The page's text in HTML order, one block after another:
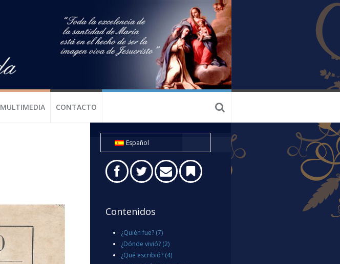
MULTIMEDIA CONTACTO
Español
Contenidos
¿Quién fue? (7)
¿Dónde vivió? (2)
¿Qué escribió? (4)